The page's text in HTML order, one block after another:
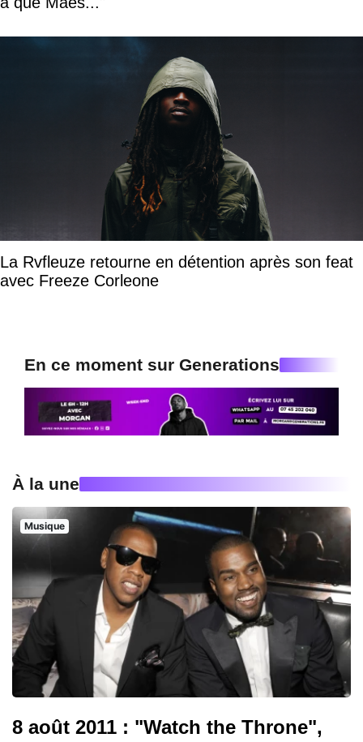
La Rvfleuze retourne en détention après son feat
avec Freeze Corleone
En ce moment sur Generations
À la une
Musique
8 août 2011 : "Watch the Throne",